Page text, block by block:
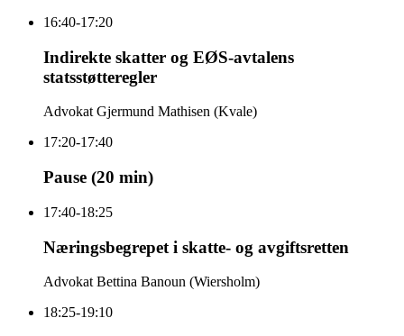
16:40-17:20
Indirekte skatter og EØS-avtalens
statsstøtteregler
Advokat Gjermund Mathisen (Kvale)
17:20-17:40
Pause (20 min)
17:40-18:25
Næringsbegrepet i skatte- og avgiftsretten
Advokat Bettina Banoun (Wiersholm)
18:25-19:10